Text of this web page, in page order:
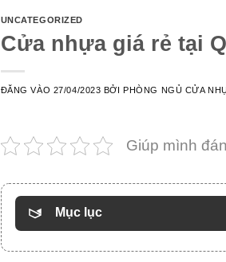
UNCATEGORIZED
Cửa nhựa giá rẻ tại
ĐĂNG VÀO 27/04/2023 BỞIPHÒNG NGỦ CỬA
Giúp mình
Mục lục